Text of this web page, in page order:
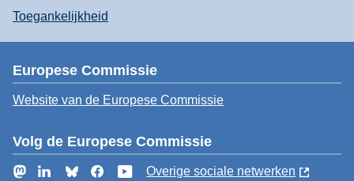
Toegankelijkheid
Europese Commissie
Website van de Europese Commissie
Volg de Europese Commissie
MastodonLinkedInBlueskyFacebookYouTube
Overige sociale netwerken